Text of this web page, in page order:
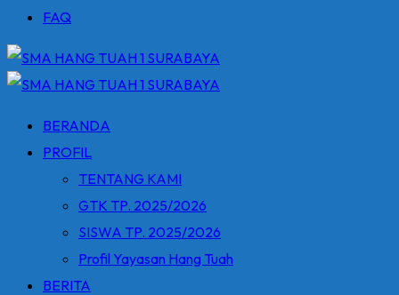
FAQ
BERANDA
PROFIL
TENTANG KAMI
GTK TP. 2025/2026
SISWA TP. 2025/2026
Profil Yayasan Hang Tuah
BERITA